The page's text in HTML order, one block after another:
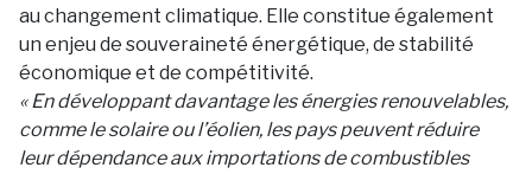
au changement climatique. Elle constitue également
un enjeu de souveraineté énergétique, de stabilité
économique et de compétitivité.
« En développant davantage les énergies renouvelables,
comme le solaire ou l’éolien, les pays peuvent réduire
leur dépendance aux importations de combustibles